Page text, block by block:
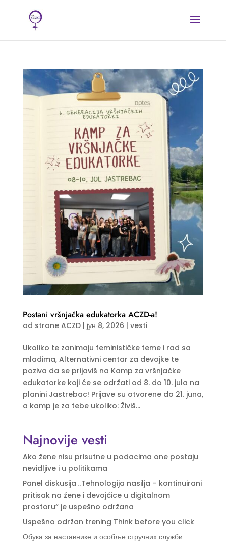
Postani vršnjačka edukatorka ACZD-a!
od strane ACZD| јун 8, 2026 | vesti
Ukoliko te zanimaju feminističke teme i rad sa
mladima, Alternativni centar za devojke te
poziva da se prijaviš na Kamp za vršnjačke
edukatorke koji će se održati od 8. do 10. jula na
planini Jastrebac! Prijave su otvorene do 21. juna,
a kamp je za tebe ukoliko: Živiš...
Najnovije vesti
Ako žene nisu prisutne u podacima one postaju
nevidljive i u politikama
Panel diskusija „Tehnologija nasilja – kontinuirani
pritisak na žene i devojčice u digitalnom
prostoru“ je uspešno održana
Uspešno održan trening Think before you click
Обука за наставнике и особље стручних служби